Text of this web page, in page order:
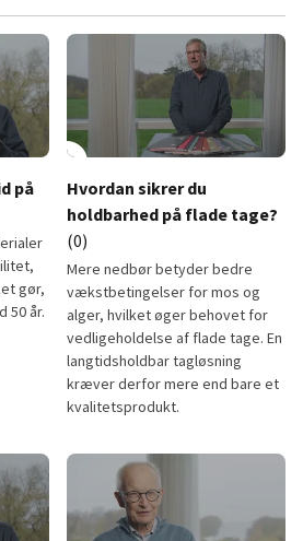
på
gør,
50 år.
play_circleHvordan sikrer du
holdbarhed på flade tage?
(0)
Mere nedbør betyder bedre
vækstbetingelser for mos og
alger, hvilket øger behovet for
vedligeholdelse af flade tage. En
langtidsholdbar tagløsning
kræver derfor mere end bare et
kvalitetsprodukt.